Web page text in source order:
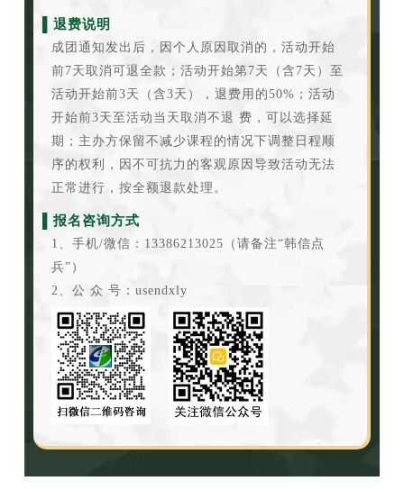
▌退费说明
成团通知发出后，因个人原因取消的，活动开始
前7天取消可退全款；活动开始第7天（含7天）至
活动开始前3天（含3天），退费用的50%；活动
开始前3天至活动当天取消不退 费，可以选择延
期；主办方保留不减少课程的情况下调整日程顺
序的权利，因不可抗力的客观原因导致活动无法
正常进行，按全额退款处理。
▌报名咨询方式
1、手机/微信：13386213025（请备注“韩信点
兵”）
2、公 众 号：usendxly